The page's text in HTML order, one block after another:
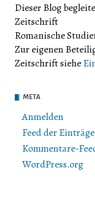
Dieser Blog
Zeitschrift
Romanische
Zur eigenen
Zeitschrift siehe
META
Anmelden
Feed der Einträge
Kommentare-
WordPress.org